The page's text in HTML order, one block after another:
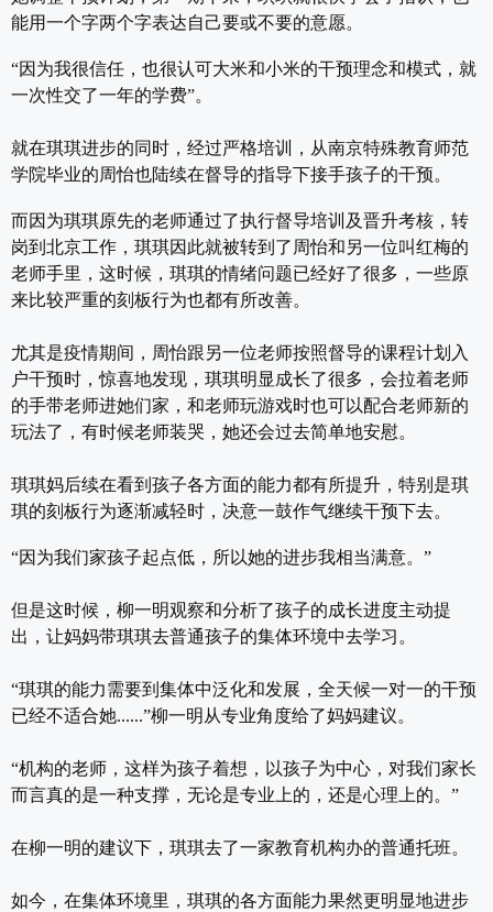
能用一个字两个字表达自己要或不要的意愿。
“因为我很信任，也很认可大米和小米的干预理念和模式，就
一次性交了一年的学费”。
就在琪琪进步的同时，经过严格培训，从南京特殊教育师范
学院毕业的周怡也陆续在督导的指导下接手孩子的干预。
而因为琪琪原先的老师通过了执行督导培训及晋升考核，转
岗到北京工作，琪琪因此就被转到了周怡和另一位叫红梅的
老师手里，这时候，琪琪的情绪问题已经好了很多，一些原
来比较严重的刻板行为也都有所改善。
尤其是疫情期间，周怡跟另一位老师按照督导的课程计划入
户干预时，惊喜地发现，琪琪明显成长了很多，会拉着老师
的手带老师进她们家，和老师玩游戏时也可以配合老师新的
玩法了，有时候老师装哭，她还会过去简单地安慰。
琪琪妈后续在看到孩子各方面的能力都有所提升，特别是琪
琪的刻板行为逐渐减轻时，决意一鼓作气继续干预下去。
“因为我们家孩子起点低，所以她的进步我相当满意。”
但是这时候，柳一明观察和分析了孩子的成长进度主动提
出，让妈妈带琪琪去普通孩子的集体环境中去学习。
“琪琪的能力需要到集体中泛化和发展，全天候一对一的干预
已经不适合她......”柳一明从专业角度给了妈妈建议。
“机构的老师，这样为孩子着想，以孩子为中心，对我们家长
而言真的是一种支撑，无论是专业上的，还是心理上的。”
在柳一明的建议下，琪琪去了一家教育机构办的普通托班。
如今，在集体环境里，琪琪的各方面能力果然更明显地进步